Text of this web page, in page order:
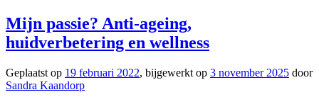
Mijn passie? Anti-ageing,
huidverbetering en wellness
Geplaatst op 19 februari 2022, bijgewerkt op 3 november 2025 door
Sandra Kaandorp